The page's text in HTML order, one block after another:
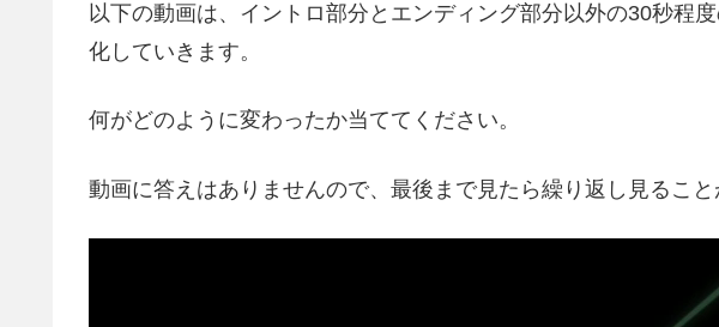
以下の動画は、イントロ部分とエンディング部分以外の30秒程
化していきます。
何がどのように変わったか当ててください。
動画に答えはありませんので、最後まで見たら繰り返し見ること